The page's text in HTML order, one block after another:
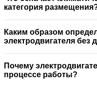
категория
Каким образом
электродвигателя без
Почему
процессе работы?